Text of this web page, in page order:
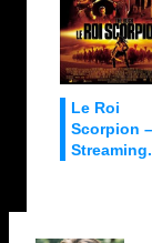
Le Roi
Scorpion –
Streaming.